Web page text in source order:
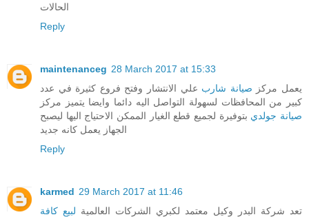
الحالات
Reply
maintenanceg 28 March 2017 at 15:33
يعمل مركز صيانة شارب علي الانتشار وفتح فروع كثيرة في عدد
كبير من المحافظات لسهولة التواصل اليه دائما وايضا يتميز مركز
صيانة جولدي بتوفيرة لجميع قطع الغيار الممكن الاحتياج اليها ليصبح
الجهاز يعمل كانه جديد
Reply
karmed 29 March 2017 at 11:46
تعد شركة البدر وكيل معتمد لكبري الشركات العالمية لبيع كافة